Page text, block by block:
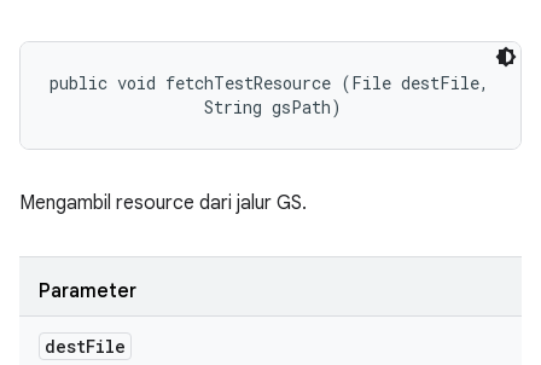
public void fetchTestResource (File destFile,
                String gsPath)
Mengambil resource dari jalur GS.
Parameter
destFile